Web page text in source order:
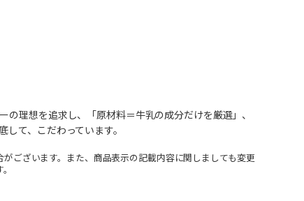
理想を追求し、「原材料＝牛乳の成分だけを厳選」、
て、こだわっています。
ございます。また、商品表示の記載内容に関しましても変更